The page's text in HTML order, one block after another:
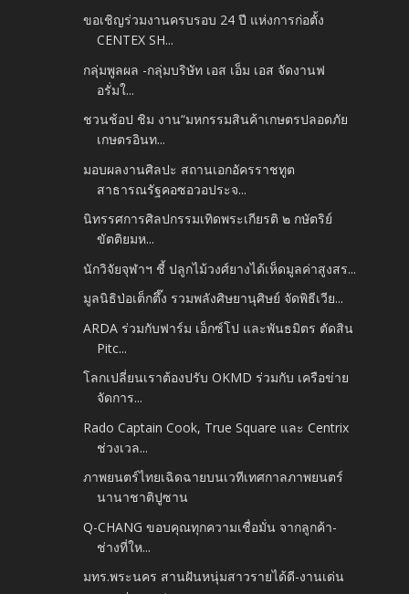
ขอเชิญร่วมงานครบรอบ 24 ปี แห่งการก่อตั้ง
CENTEX SH...
กลุ่มพูลผล -กลุ่มบริษัท เอส เอ็ม เอส จัดงานฟ
อรั่มใ...
ชวนช้อป ชิม งาน“มหกรรมสินค้าเกษตรปลอดภัย
เกษตรอินท...
มอบผลงานศิลปะ สถานเอกอัครราชทูต
สาธารณรัฐคอซอวอประจ...
นิทรรศการศิลปกรรมเทิดพระเกียรติ ๒ กษัตริย์
ขัตติยมห...
นักวิจัยจุฬาฯ ชี้ ปลูกไม้วงศ์ยางได้เห็ดมูลค่าสูงสร...
มูลนิธิป่อเต็กตึ๊ง รวมพลังศิษยานุศิษย์ จัดพิธีเวีย...
ARDA ร่วมกับฟาร์ม เอ็กซ์โป และพันธมิตร ตัดสิน
Pitc...
โลกเปลี่ยนเราต้องปรับ OKMD ร่วมกับ เครือข่าย
จัดการ...
Rado Captain Cook, True Square และ Centrix
ช่วงเวล...
ภาพยนตร์ไทยเฉิดฉายบนเวทีเทศกาลภาพยนตร์
นานาชาติปูซาน
Q-CHANG ขอบคุณทุกความเชื่อมั่น จากลูกค้า-
ช่างที่ให...
มทร.พระนคร สานฝันหนุ่มสาวรายได้ดี-งานเด่น